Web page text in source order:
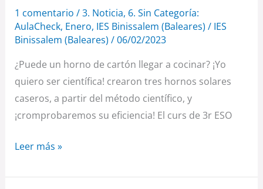
1 comentario /3. Noticia, 6. Sin Categoría:
AulaCheck, Enero, IES Binissalem (Baleares) / IES
Binissalem (Baleares) /06/02/2023
¿Puede un horno de cartón llegar a cocinar? ¡Yo
quiero ser científica! crearon tres hornos solares
caseros, a partir del método científico, y
¡cromprobaremos su eficiencia! El curs de 3r ESO
casolans,
a
del
mètode
científic,
i
cromprovarem
Leer más »